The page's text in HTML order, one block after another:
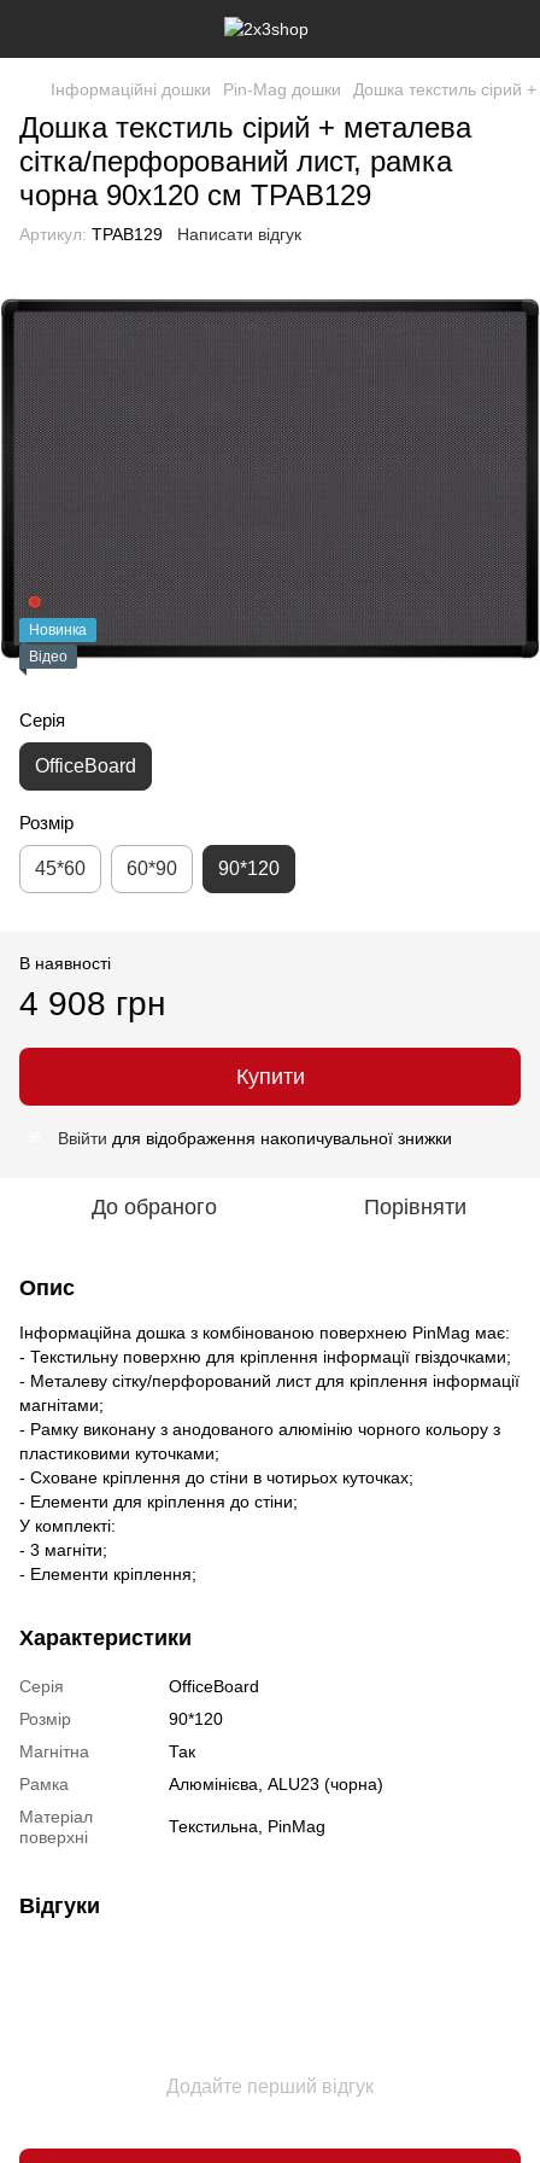
Інформаційні дошки Pin-Mag дошки Дошка текстиль сірий
Дошка текстиль сірий + металева
сітка/перфорований лист, рамка
чорна 90х120 см TPAB129
Артикул: TPAB129 Написати відгук
Новинка
Відео
Серія
OfficeBoard
Розмір
45*60 60*90 90*120
В наявності
4 908 грн
Купити
Ввійти для відображення накопичувальної знижки
До обраного Порівняти
Опис
Інформаційна дошка з комбінованою поверхнею PinMag має:
- Текстильну поверхню для кріплення інформації гвіздочками;
- Металеву сітку/перфорований лист для кріплення інформації
магнітами;
- Рамку виконану з анодованого алюмінію чорного кольору з
пластиковими куточками;
- Сховане кріплення до стіни в чотирьох куточках;
- Елементи для кріплення до стіни;
У комплекті:
- 3 магніти;
- Елементи кріплення;
Характеристики
Серія
OfficeBoard
Розмір
90*120
Магнітна
Так
Рамка
Алюмінієва, ALU23 (чорна)
Матеріал
поверхні
Текстильна, PinMag
Відгуки
Додайте перший відгук